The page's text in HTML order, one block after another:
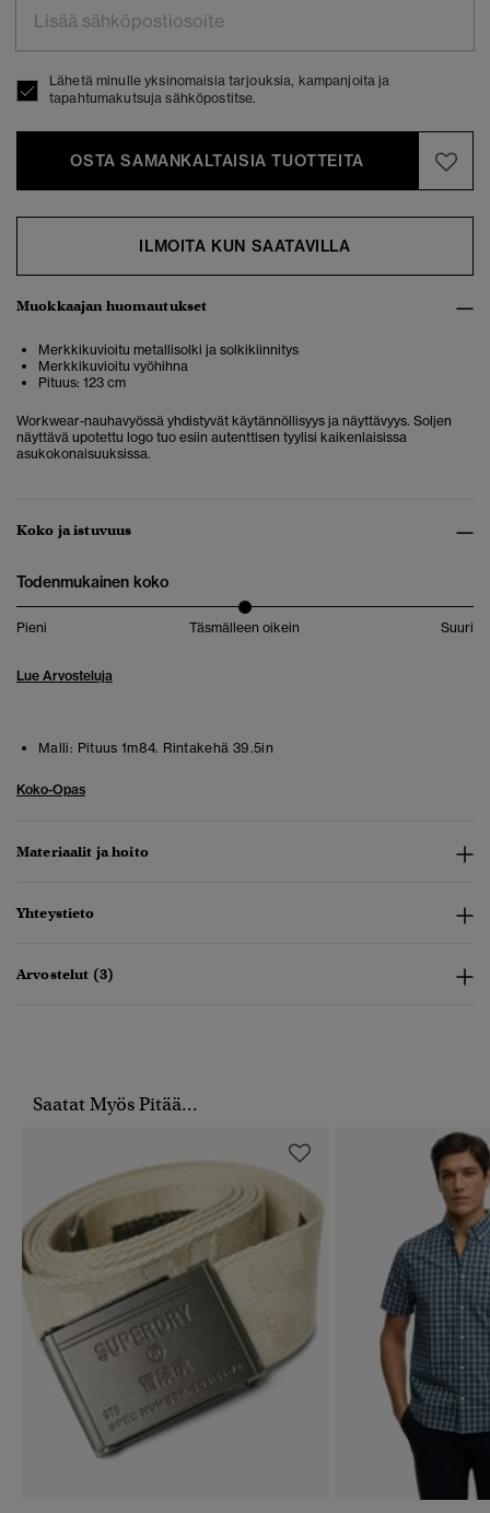
Lähetä minulle yksinomaisia tarjouksia, kampanjoita ja
tapahtumakutsuja sähköpostitse.
OSTA SAMANKALTAISIA TUOTTEITA
ILMOITA KUN SAATAVILLA
Muokkaajan huomautukset
Merkkikuvioitu metallisolki ja solkikiinnitys
Merkkikuvioitu vyöhihna
Pituus: 123 cm
Workwear-nauhavyössä yhdistyvät käytännöllisyys ja näyttävyys. Soljen
näyttävä upotettu logo tuo esiin autenttisen tyylisi kaikenlaisissa
asukokonaisuuksissa.
Koko ja istuvuus
Todenmukainen koko
Pieni Täsmälleen oikein Suuri
Lue Arvosteluja
Malli: Pituus 1m84. Rintakehä 39.5in
Koko-Opas
Materiaalit ja hoito
Yhteystieto
Arvostelut (3)
Saatat Myös Pitää...